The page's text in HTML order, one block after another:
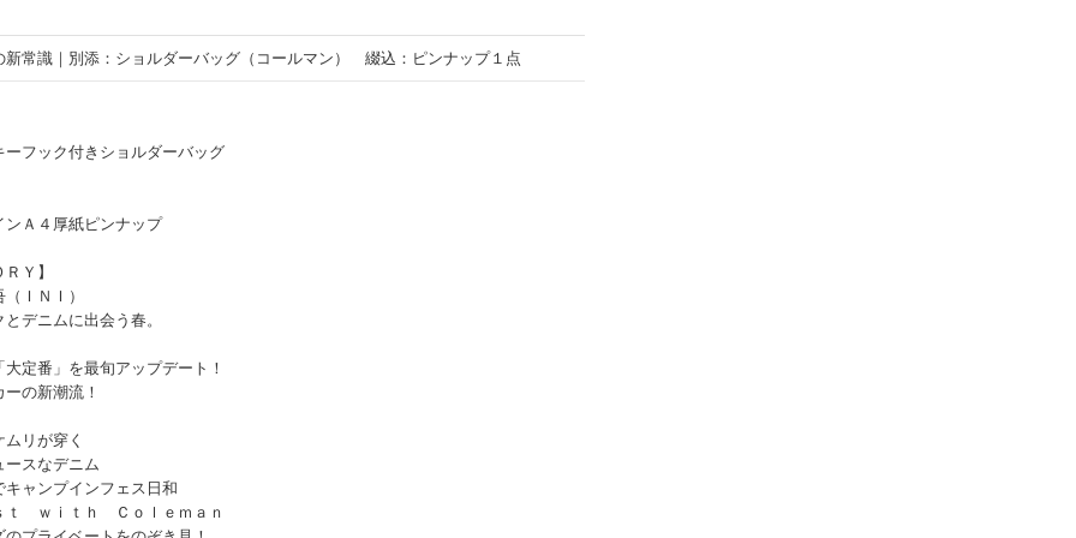
新常識｜別添：ショルダーバッグ（コールマン） 綴込：ピンナップ１点
ック付きショルダーバッグ
Ａ４厚紙ピンナップ
Ｙ】
ＩＮＩ）
ニムに出会う春。
定番」を最旬アップデート！
の新潮流！
リが穿く
スなデニム
ャンプインフェス日和
ｗｉｔｈ Ｃｏｌｅｍａｎ